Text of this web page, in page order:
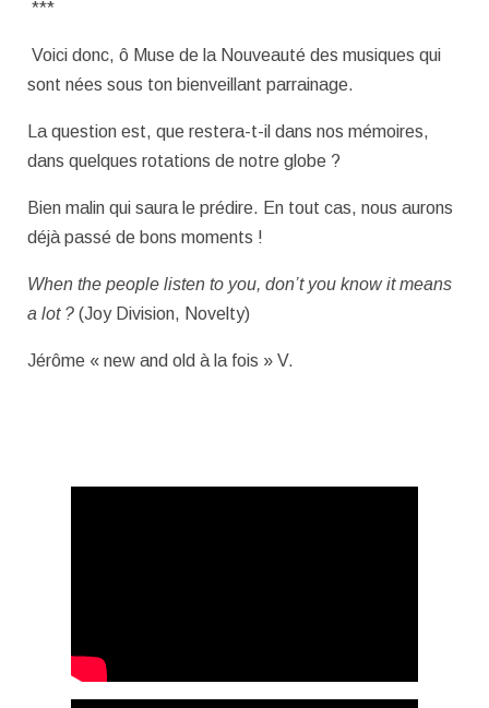
***
Voici donc, ô Muse de la Nouveauté des musiques qui
sont nées sous ton bienveillant parrainage.
La question est, que restera-t-il dans nos mémoires,
dans quelques rotations de notre globe ?
Bien malin qui saura le prédire. En tout cas, nous aurons
déjà passé de bons moments !
When the people listen to you, don’t you know it means
a lot ? (Joy Division, Novelty)
Jérôme « new and old à la fois » V.